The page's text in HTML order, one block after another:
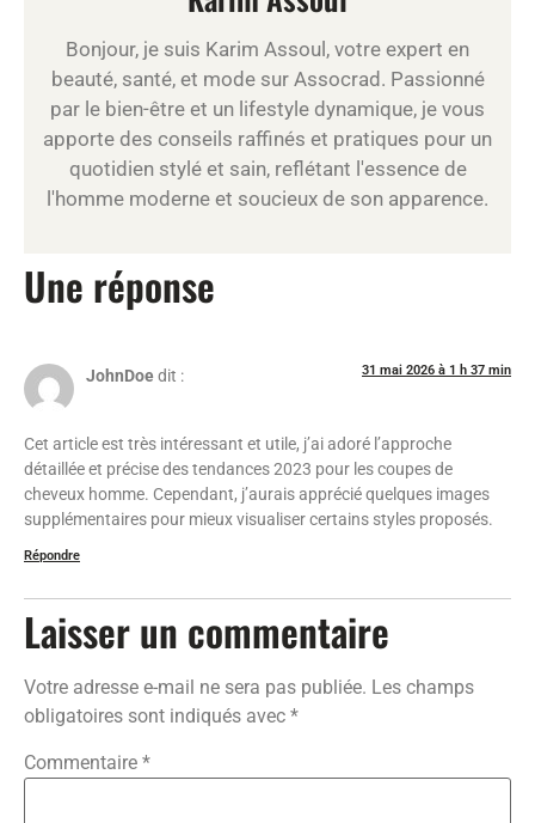
Bonjour, je suis Karim Assoul, votre expert en
beauté, santé, et mode sur Assocrad. Passionné
par le bien-être et un lifestyle dynamique, je vous
apporte des conseils raffinés et pratiques pour un
quotidien stylé et sain, reflétant l'essence de
l'homme moderne et soucieux de son apparence.
Une réponse
JohnDoedit : 31 mai 2026 à 1 h 37 min
Cet article est très intéressant et utile, j’ai adoré l’approche
détaillée et précise des tendances 2023 pour les coupes de
cheveux homme. Cependant, j’aurais apprécié quelques images
supplémentaires pour mieux visualiser certains styles proposés.
Répondre
Laisser un commentaire
Votre adresse e-mail ne sera pas publiée. Les champs
obligatoires sont indiqués avec *
Commentaire *